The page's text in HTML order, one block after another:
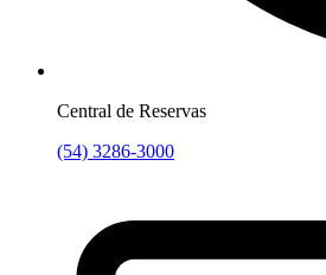
Central de Reservas
(54) 3286-3000